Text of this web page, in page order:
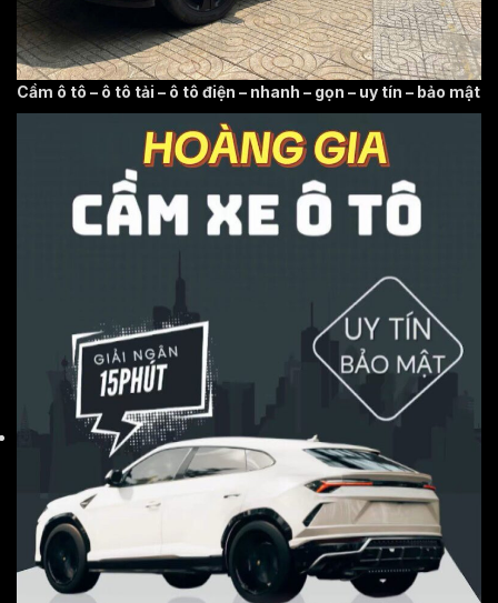
Cầm ô tô – ô tô tải – ô tô điện – nhanh – gọn – uy tín – bảo mật